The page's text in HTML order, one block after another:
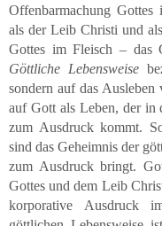
Offenbarmachung
als der Leib Christi und
Gottes im Fleisch – das
Göttliche Lebensweise
sondern auf das
auf Gott als Leben, der in
zum Ausdruck kommt.
sind das Geheimnis der
zum Ausdruck bringt.
Gottes und dem Leib
korporative Ausdruck